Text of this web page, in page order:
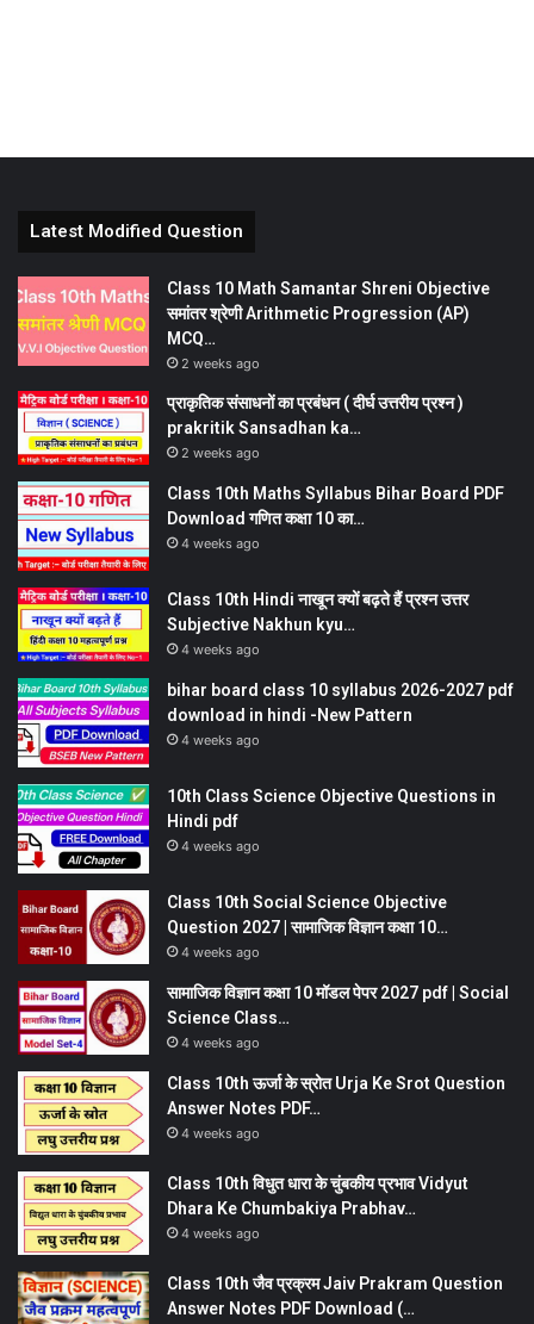
Latest Modified Question
Class 10 Math Samantar Shreni Objective
समांतर श्रेणी Arithmetic Progression (AP)
MCQ…
2 weeks ago
प्राकृतिक संसाधनों का प्रबंधन ( दीर्घ उत्तरीय प्रश्न )
prakritik Sansadhan ka…
2 weeks ago
Class 10th Maths Syllabus Bihar Board PDF
Download गणित कक्षा 10 का…
4 weeks ago
Class 10th Hindi नाखून क्यों बढ़ते हैं प्रश्न उत्तर
Subjective Nakhun kyu…
4 weeks ago
bihar board class 10 syllabus 2026-2027 pdf
download in hindi -New Pattern
4 weeks ago
10th Class Science Objective Questions in
Hindi pdf
4 weeks ago
Class 10th Social Science Objective
Question 2027 | सामाजिक विज्ञान कक्षा 10…
4 weeks ago
सामाजिक विज्ञान कक्षा 10 मॉडल पेपर 2027 pdf | Social
Science Class…
4 weeks ago
Class 10th ऊर्जा के स्रोत Urja Ke Srot Question
Answer Notes PDF…
4 weeks ago
Class 10th विधुत धारा के चुंबकीय प्रभाव Vidyut
Dhara Ke Chumbakiya Prabhav…
4 weeks ago
Class 10th जैव प्रक्रम Jaiv Prakram Question
Answer Notes PDF Download (…